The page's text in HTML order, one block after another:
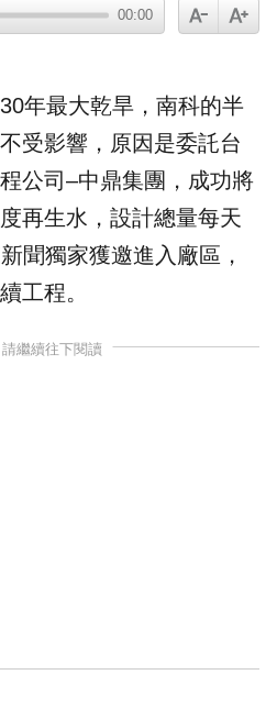
00:00
年最大乾旱，南科的半
受影響，原因是委託台
公司–中鼎集團，成功將
再生水 ，設計總量每天
聞獨家獲邀進入廠區，
工程。
繼續往下閱讀